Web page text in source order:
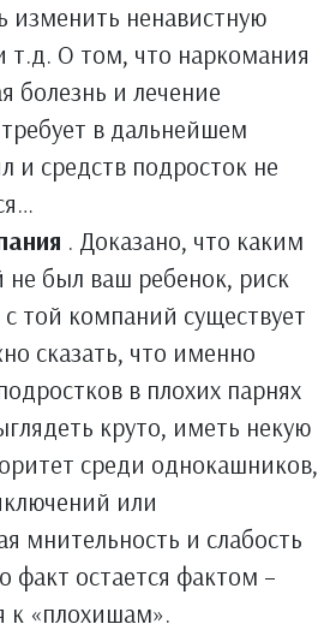
изменить ненавистную
т.д. О том, что наркомания
болезнь и лечение
в дальнейшем
и средств подросток не
. Доказано, что каким
был ваш ребенок, риск
с той компаний существует
сказать, что именно
в плохих парнях
круто, иметь некую
среди однокашников,
или
мнительность и слабость
факт остается фактом –
к «плохишам».